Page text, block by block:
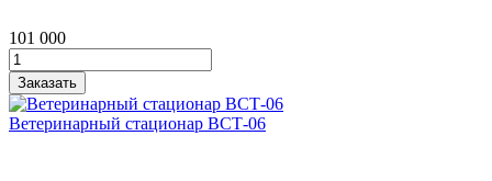
101 000
Ветеринарный стационар ВСТ‑06